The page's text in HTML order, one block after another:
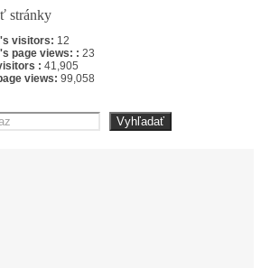
stránky
visitors: 12
page views: : 23
: 41,905
views: 99,058
Vyhľadať